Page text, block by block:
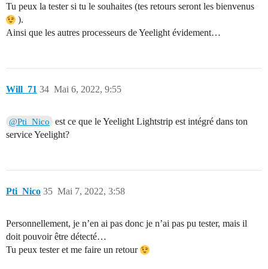
Tu peux la tester si tu le souhaites (tes retours seront les bienvenus
).
Ainsi que les autres processeurs de Yeelight évidement…
Will_71 Mai 6, 2022, 9:55
34
@Pti_Nico
est ce que le Yeelight Lightstrip est intégré dans ton
service Yeelight?
Pti_Nico Mai 7, 2022, 3:58
35
Personnellement, je n’en ai pas donc je n’ai pas pu tester, mais il
doit pouvoir être détecté…
Tu peux tester et me faire un retour